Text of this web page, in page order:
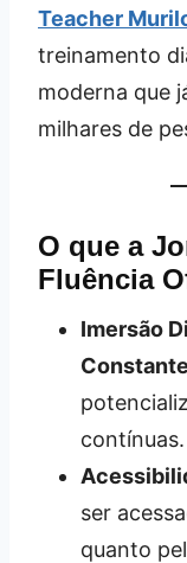
Teacher
treinamento
moderna que
milhares de
O que a
Fluência
Imersão
Constante
contínuas.
ser
quanto